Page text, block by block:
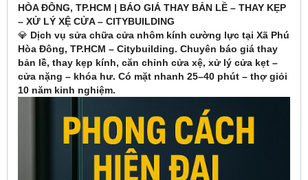
HÒA ĐÔNG, TP.HCM | BÁO GIÁ THAY BẢN LỀ – THAY KẸP
– XỬ LÝ XỆ CỬA – CITYBUILDING
💎 Dịch vụ sửa chữa cửa nhôm kính cường lực tại Xã Phú
Hòa Đông, TP.HCM – Citybuilding. Chuyên báo giá thay
bản lề, thay kẹp kính, căn chỉnh cửa xệ, xử lý cửa kẹt –
cửa nặng – khóa hư. Có mặt nhanh 25–40 phút – thợ giỏi
10 năm kinh nghiệm.